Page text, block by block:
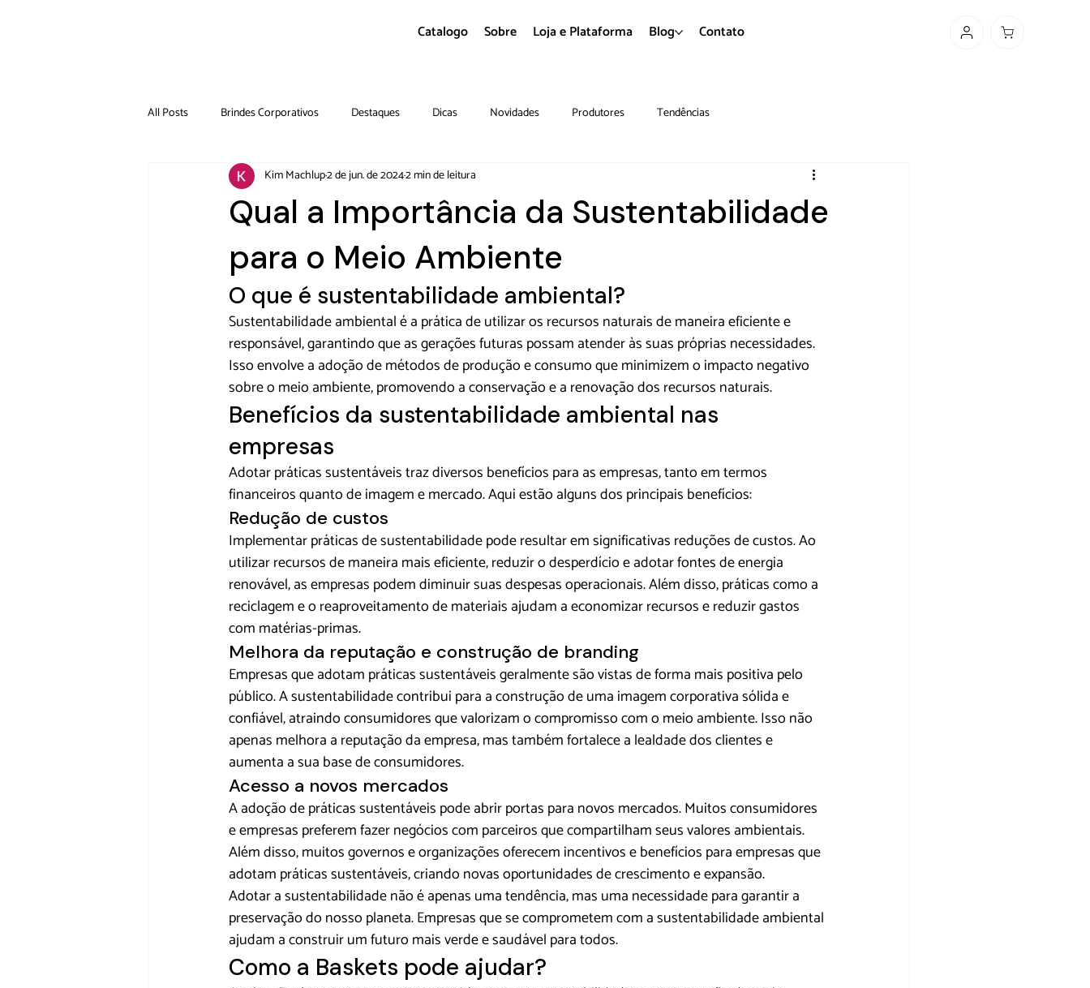
Catalogo Sobre Loja e Plataforma Blog Contato
All Posts Brindes Corporativos Destaques Dicas Novidades Produtores Tendências
Qual a Importância da Sustentabilidade
para o Meio Ambiente
Kim Machlup2 de jun. de 20242 min de leitura
O que é sustentabilidade ambiental?
Sustentabilidade ambiental é a prática de utilizar os recursos naturais de maneira eficiente e
responsável, garantindo que as gerações futuras possam atender às suas próprias necessidades.
Isso envolve a adoção de métodos de produção e consumo que minimizem o impacto negativo
sobre o meio ambiente, promovendo a conservação e a renovação dos recursos naturais.
Benefícios da sustentabilidade ambiental nas
empresas
Adotar práticas sustentáveis traz diversos benefícios para as empresas, tanto em termos
financeiros quanto de imagem e mercado. Aqui estão alguns dos principais benefícios:
Redução de custos
Implementar práticas de sustentabilidade pode resultar em significativas reduções de custos. Ao
utilizar recursos de maneira mais eficiente, reduzir o desperdício e adotar fontes de energia
renovável, as empresas podem diminuir suas despesas operacionais. Além disso, práticas como a
reciclagem e o reaproveitamento de materiais ajudam a economizar recursos e reduzir gastos
com matérias-primas.
Melhora da reputação e construção de branding
Empresas que adotam práticas sustentáveis geralmente são vistas de forma mais positiva pelo
público. A sustentabilidade contribui para a construção de uma imagem corporativa sólida e
confiável, atraindo consumidores que valorizam o compromisso com o meio ambiente. Isso não
apenas melhora a reputação da empresa, mas também fortalece a lealdade dos clientes e
aumenta a sua base de consumidores.
Acesso a novos mercados
A adoção de práticas sustentáveis pode abrir portas para novos mercados. Muitos consumidores
e empresas preferem fazer negócios com parceiros que compartilham seus valores ambientais.
Além disso, muitos governos e organizações oferecem incentivos e benefícios para empresas que
adotam práticas sustentáveis, criando novas oportunidades de crescimento e expansão.
Adotar a sustentabilidade não é apenas uma tendência, mas uma necessidade para garantir a
preservação do nosso planeta. Empresas que se comprometem com a sustentabilidade ambiental
ajudam a construir um futuro mais verde e saudável para todos.
Como a Baskets pode ajudar?